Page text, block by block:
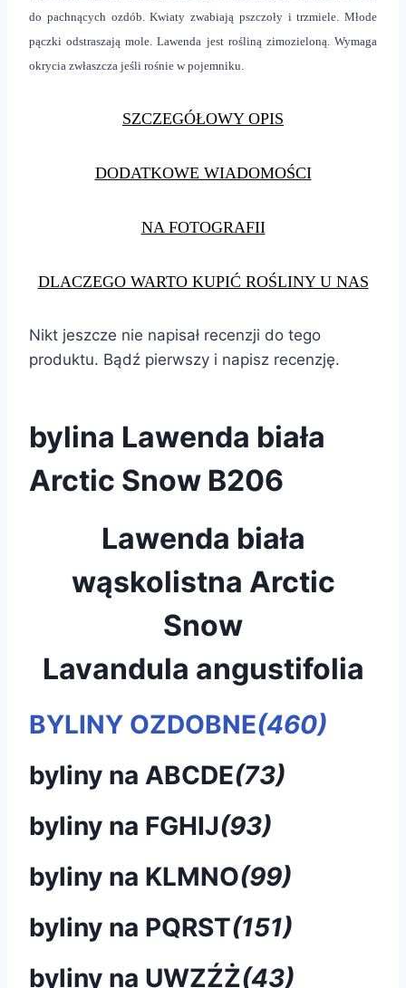
do pachnących ozdób. Kwiaty zwabiają pszczoły i trzmiele. Młode
pączki odstraszają mole. Lawenda jest rośliną zimozieloną. Wymaga
okrycia zwłaszcza jeśli rośnie w pojemniku.
SZCZEGÓŁOWY OPIS
DODATKOWE WIADOMOŚCI
NA FOTOGRAFII
DLACZEGO WARTO KUPIĆ ROŚLINY U NAS
Nikt jeszcze nie napisał recenzji do tego
produktu. Bądź pierwszy i napisz recenzję.
bylina Lawenda biała
Arctic Snow B206
Lawenda biała
wąskolistna Arctic
Snow
Lavandula angustifolia
BYLINY OZDOBNE(460)
byliny na ABCDE(73)
byliny na FGHIJ(93)
byliny na KLMNO(99)
byliny na PQRST(151)
byliny na UWZŹŻ(43)